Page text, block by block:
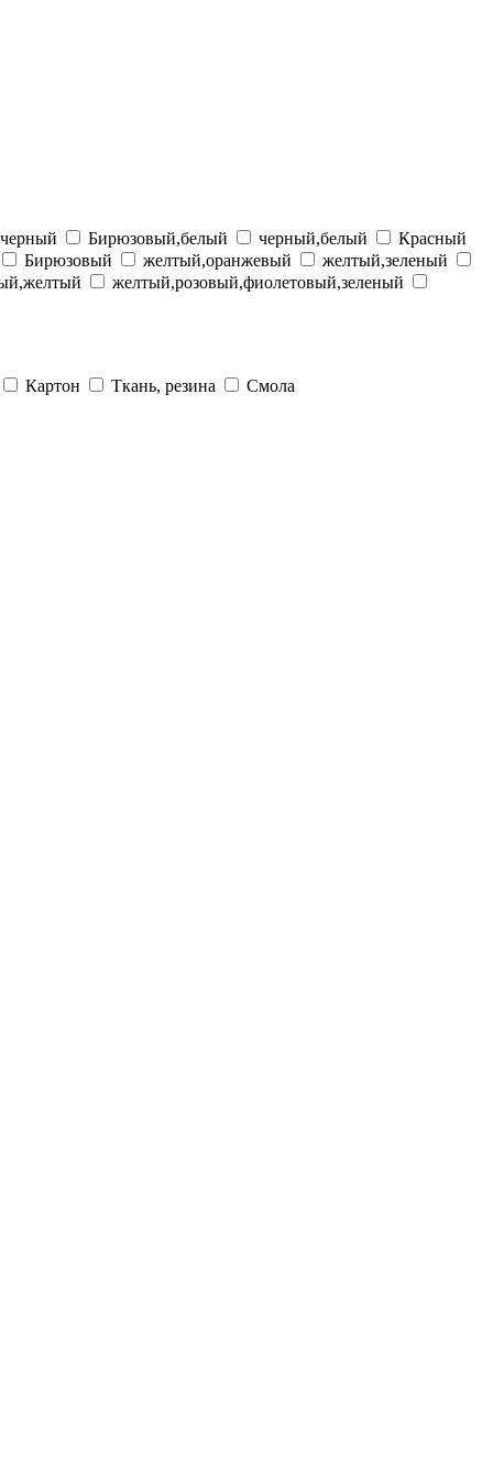
Бирюзовый,белый черный,белый
Красный
Бирюзовый желтый,оранжевый
желтый,зеленый
желтый,розовый,фиолетовый,зеленый
Картон Ткань, резина Смола